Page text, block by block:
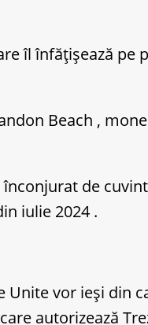
îl înfățișează pe
Beach ,
de
iulie 2024 .
vor ieși din
autorizează